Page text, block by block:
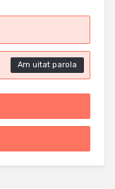
Am uitat parola